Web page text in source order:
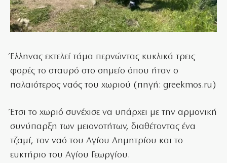
Έλληνας εκτελεί τάμα περνώντας κυκλικά τρεις
φορές το σταυρό στο σημείο όπου ήταν ο
παλαιότερος ναός του χωριού (πηγή: greekmos.ru)
Έτσι το χωριό συνέχισε να υπάρχει με την αρμονική
συνύπαρξη των μειονοτήτων, διαθέτοντας ένα
τζαμί, τον ναό του Αγίου Δημητρίου και το
ευκτήριο του Αγίου Γεωργίου.